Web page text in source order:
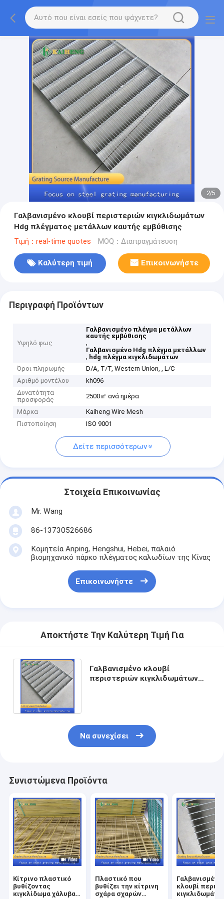
2/5
Γαλβανισμένο κλουβί περιστεριών κιγκλιδωμάτων
Hdg πλέγματος μετάλλων καυτής εμβύθισης
Τιμή：real-time quotes MOQ：Διαπραγμάτευση
Καλύτερη τιμή Επικοινωνήστε
Περιγραφή Προϊόντων
Υψηλό φως
Γαλβανισμένο πλέγμα μετάλλων
καυτής εμβύθισης
,
Γαλβανισμένο Hdg πλέγμα μετάλλων
, hdg πλέγμα κιγκλιδωμάτων
Όροι πληρωμής
D/A, T/T, Western Union, , L/C
Αριθμό μοντέλου
kh096
Δυνατότητα
προσφοράς
2500㎡ ανά ημέρα
Μάρκα
Kaiheng Wire Mesh
Πιστοποίηση
ISO 9001
Δείτε περισσότερων
Στοιχεία Επικοινωνίας
Mr. Wang
86-13730526686
Κομητεία Anping, Hengshui, Hebei, παλαιό
βιομηχανικό πάρκο πλέγματος καλωδίων της Κίνας
Επικοινωνήστε
Αποκτήστε Την Καλύτερη Τιμή Για
Γαλβανισμένο κλουβί
περιστεριών κιγκλιδωμάτων
Να συνεχίσει
Συνιστώμενα Προϊόντα
Κίτρινο πλαστικό
βυθίζοντας
κιγκλίδωμα χάλυβα
Πλαστικό που
βυθίζει την κίτρινη
σχάρα σχαρών
Γαλβανισμένο
κλουβί